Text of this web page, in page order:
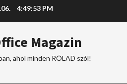
4:49:54 PM
Magazin
ahol minden RÓLAD szól!